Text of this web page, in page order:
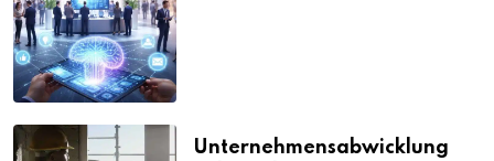
Unternehmensabwicklung